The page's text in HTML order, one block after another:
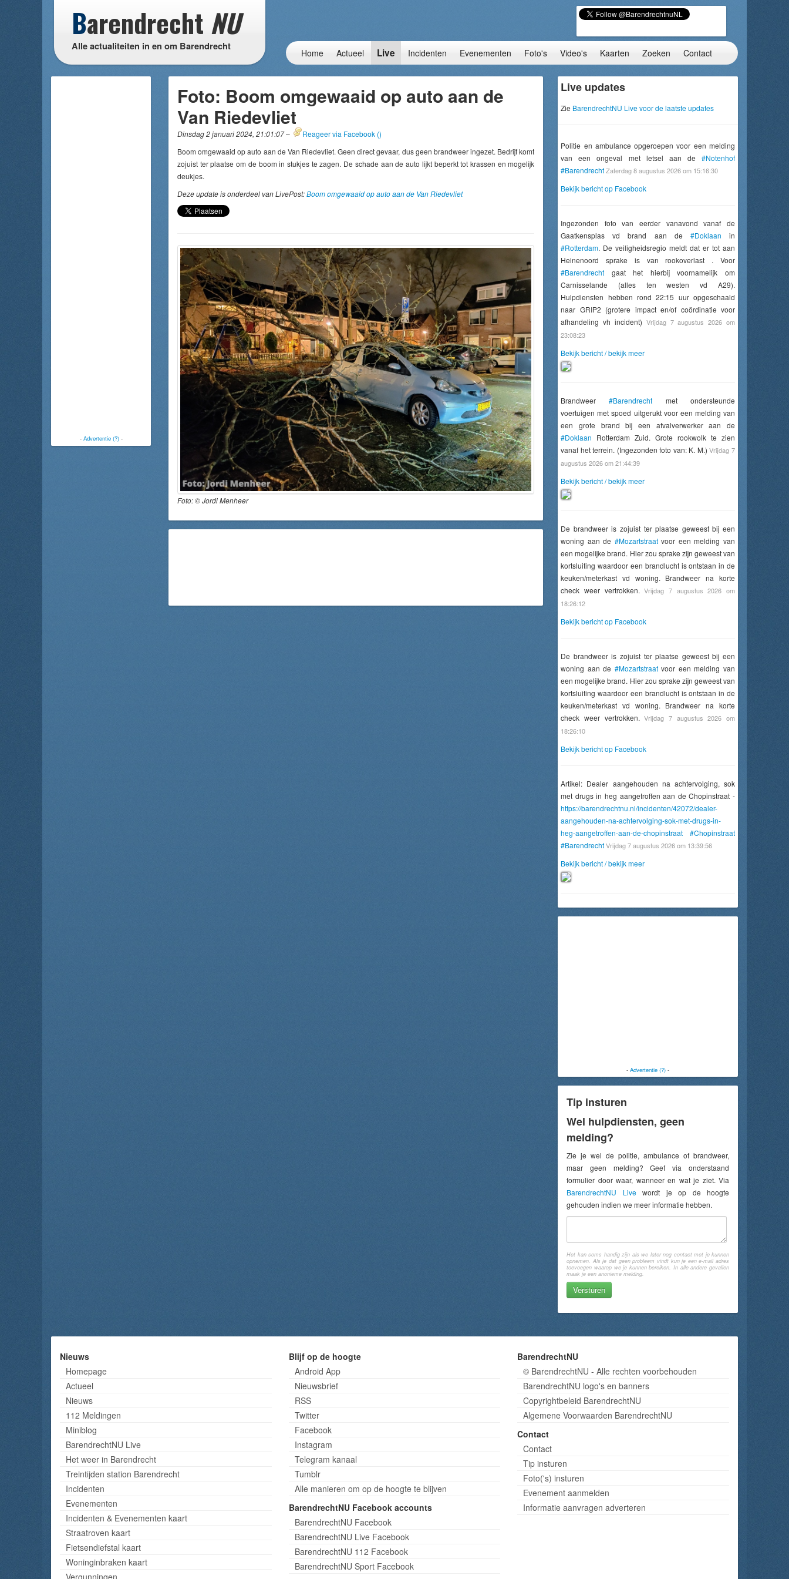
Barendrecht NU
Alle actualiteiten in en om Barendrecht
Home Actueel Live Incidenten Evenementen Foto's Video's Kaarten Zoeken Contact
- Advertentie (?)-
Foto: Boom omgewaaid op auto aan de
Van Riedevliet
Dinsdag 2 januari 2024, 21:01:07– Reageer via Facebook ()
Boom omgewaaid op auto aan de Van Riedevliet. Geen direct gevaar, dus geen brandweer ingezet. Bedrijf komt
zojuist ter plaatse om de boom in stukjes te zagen. De schade aan de auto lijkt beperkt tot krassen en mogelijk
deukjes.
Deze update is onderdeel van LivePost:Boom omgewaaid op auto aan de Van Riedevliet
Foto: ©Jordi Menheer
Live updates
Zie BarendrechtNU Live voor de laatste updates
Politie en ambulance opgeroepen voor een melding
van een ongeval met letsel aan de #Notenhof
#Barendrecht Zaterdag 8 augustus 2026 om 15:16:30
Bekijk bericht op Facebook
Ingezonden foto van eerder vanavond vanaf de
Gaatkensplas vd brand aan de #Doklaan in
#Rotterdam. De veiligheidsregio meldt dat er tot aan
Heinenoord sprake is van rookoverlast . Voor
#Barendrecht gaat het hierbij voornamelijk om
Carnisselande (alles ten westen vd A29).
Hulpdiensten hebben rond 22:15 uur opgeschaald
naar GRIP2 (grotere impact en/of coördinatie voor
afhandeling vh incident) Vrijdag 7 augustus 2026 om
23:08:23
Bekijk bericht / bekijk meer
Brandweer#Barendrecht met ondersteunde
voertuigen met spoed uitgerukt voor een melding van
een grote brand bij een afvalverwerker aan de
#Doklaan Rotterdam Zuid. Grote rookwolk te zien
vanaf het terrein. (Ingezonden foto van: K. M.)Vrijdag 7
augustus 2026 om 21:44:39
Bekijk bericht / bekijk meer
De brandweer is zojuist ter plaatse geweest bij een
woning aan de #Mozartstraatvoor een melding van
een mogelijke brand. Hier zou sprake zijn geweest van
kortsluiting waardoor een brandlucht is ontstaan in de
keuken/meterkast vd woning. Brandweer na korte
check weer vertrokken.Vrijdag 7 augustus 2026 om
18:26:12
Bekijk bericht op Facebook
De brandweer is zojuist ter plaatse geweest bij een
woning aan de #Mozartstraatvoor een melding van
een mogelijke brand. Hier zou sprake zijn geweest van
kortsluiting waardoor een brandlucht is ontstaan in de
keuken/meterkast vd woning. Brandweer na korte
check weer vertrokken.Vrijdag 7 augustus 2026 om
18:26:10
Bekijk bericht op Facebook
Artikel: Dealer aangehouden na achtervolging, sok
met drugs in heg aangetroffen aan de Chopinstraat -
https://barendrechtnu.nl/incidenten/42072/dealer-
aangehouden-na-achtervolging-sok-met-drugs-in-
heg-aangetroffen-aan-de-chopinstraat
#Chopinstraat
#Barendrecht Vrijdag 7 augustus 2026 om 13:39:56
Bekijk bericht / bekijk meer
-Advertentie (?) -
Tip insturen
Wel hulpdiensten, geen
melding?
Zie je wel de politie, ambulance of brandweer,
maar geen melding? Geef via onderstaand
formulier door waar, wanneer en wat je ziet. Via
BarendrechtNU Livewordt je op de hoogte
gehouden indien we meer informatie hebben.
Het kan soms handig zijn als we later nog contact met je kunnen
opnemen. Als je dat geen probleem vindt kun je een e-mail adres
toevoegen waarop we je kunnen bereiken. In alle andere gevallen
maak je een anonieme melding.
Nieuws
Homepage
Actueel
Nieuws
112 Meldingen
Miniblog
BarendrechtNU Live
Het weer in Barendrecht
Treintijden station Barendrecht
Incidenten
Evenementen
Incidenten & Evenementen kaart
Straatroven kaart
Fietsendiefstal kaart
Woninginbraken kaart
Blijf op de hoogte
Android App
Nieuwsbrief
RSS
Twitter
Facebook
Instagram
Telegram kanaal
Tumblr
Alle manieren om op de hoogte te blijven
BarendrechtNU Facebook accounts
BarendrechtNU Facebook
BarendrechtNU Live Facebook
BarendrechtNU 112 Facebook
BarendrechtNU Sport Facebook
BarendrechtNU
© BarendrechtNU - Alle rechten voorbehouden
BarendrechtNU logo's en banners
Copyrightbeleid BarendrechtNU
Algemene Voorwaarden BarendrechtNU
Contact
Contact
Tip insturen
Foto('s) insturen
Evenement aanmelden
Informatie aanvragen adverteren